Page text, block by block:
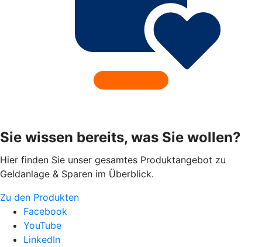
Sie wissen bereits, was Sie wollen?
Hier finden Sie unser gesamtes Produktangebot zu
Geldanlage & Sparen im Überblick.
Zu den Produkten
Facebook
YouTube
LinkedIn